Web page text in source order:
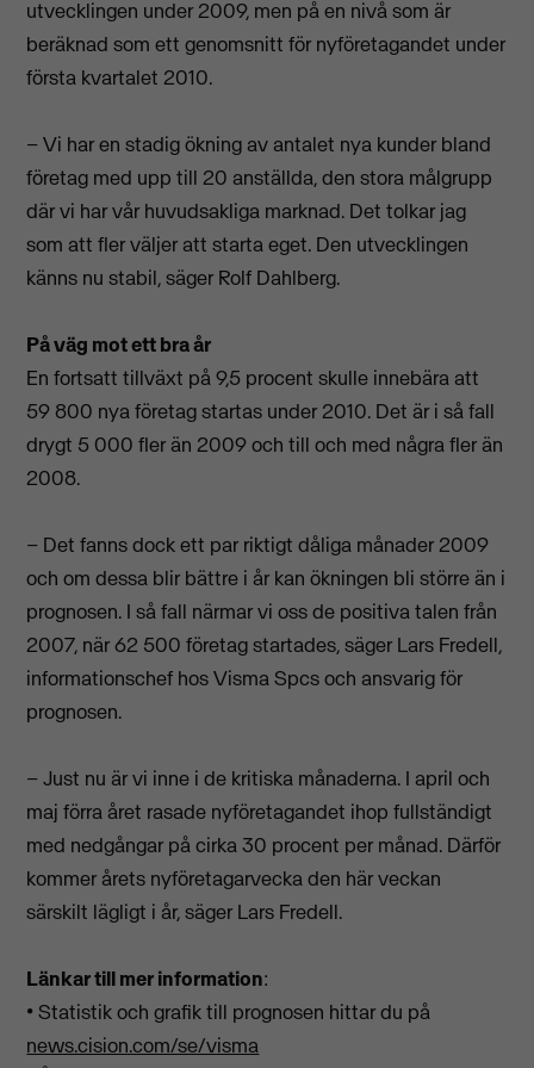
utvecklingen under 2009, men på en nivå som är
beräknad som ett genomsnitt för nyföretagandet under
första kvartalet 2010.
– Vi har en stadig ökning av antalet nya kunder bland
företag med upp till 20 anställda, den stora målgrupp
där vi har vår huvudsakliga marknad. Det tolkar jag
som att fler väljer att starta eget. Den utvecklingen
känns nu stabil, säger Rolf Dahlberg.
På väg mot ett bra år
En fortsatt tillväxt på 9,5 procent skulle innebära att
59 800 nya företag startas under 2010. Det är i så fall
drygt 5 000 fler än 2009 och till och med några fler än
2008.
– Det fanns dock ett par riktigt dåliga månader 2009
och om dessa blir bättre i år kan ökningen bli större än i
prognosen. I så fall närmar vi oss de positiva talen från
2007, när 62 500 företag startades, säger Lars Fredell,
informationschef hos Visma Spcs och ansvarig för
prognosen.
– Just nu är vi inne i de kritiska månaderna. I april och
maj förra året rasade nyföretagandet ihop fullständigt
med nedgångar på cirka 30 procent per månad. Därför
kommer årets nyföretagarvecka den här veckan
särskilt lägligt i år, säger Lars Fredell.
Länkar till mer information:
• Statistik och grafik till prognosen hittar du på
news.cision.com/se/visma